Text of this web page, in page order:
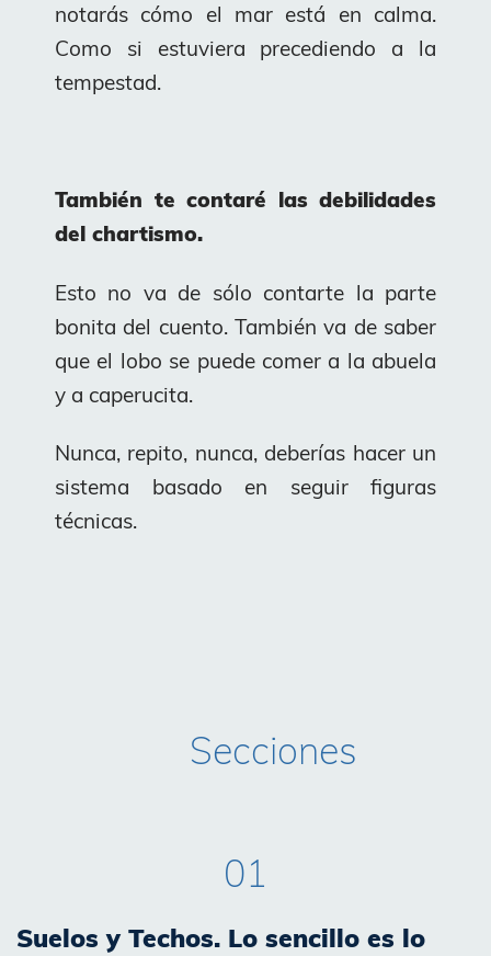
notarás cómo el mar está en calma.
Como si estuviera precediendo a la
tempestad.
También te contaré las debilidades
del chartismo.
Esto no va de sólo contarte la parte
bonita del cuento. También va de saber
que el lobo se puede comer a la abuela
y a caperucita.
Nunca, repito, nunca, deberías hacer un
sistema basado en seguir figuras
técnicas.
Secciones
01
Suelos y Techos. Lo sencillo es lo